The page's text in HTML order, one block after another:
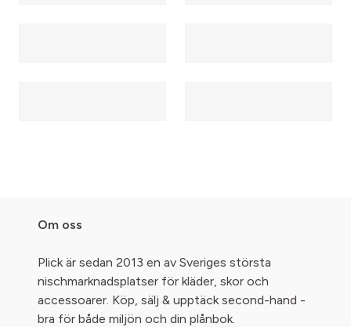
Om oss
Plick är sedan 2013 en av Sveriges största
nischmarknadsplatser för kläder, skor och
accessoarer. Köp, sälj & upptäck second-hand -
bra för både miljön och din plånbok.